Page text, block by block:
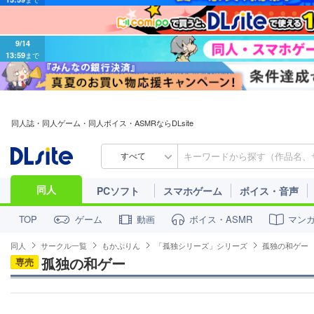
9/14
13:59まで
同人誌・同人ゲーム・同人ボイス・ASMRならDLsite
すべて
同人 PCソフト スマホゲーム ボイス・音声
TOP ゲーム 動画 ボイス・ASMR マン
同人 サークル一覧 もかぷりん 「孤独シリーズ」シリーズ 孤独の和ゲー
専売 孤独の和ゲー